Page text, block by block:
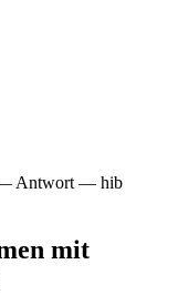
— Antwort — hib
mit